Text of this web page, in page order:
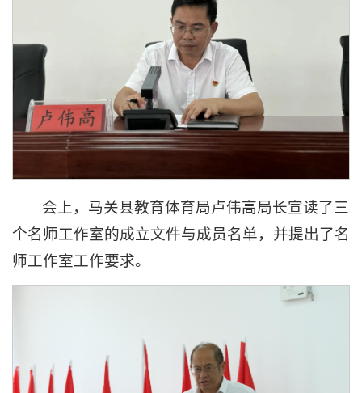
会上，马关县教育体育局卢伟高局长宣读了三
个名师工作室的成立文件与成员名单，并提出了名
师工作室工作要求。